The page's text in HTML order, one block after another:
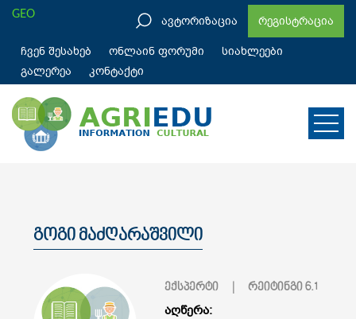
GEO ავტორიზაცია
რეგისტრაცია
ჩვენ შესახებ
ონლაინ ფორუმი
სიახლეები
გალერეა
კონტაქტი
გოგი მაძღარაშვილი
ექსპერტი | რეიტინგი 6.1
აღწერა: